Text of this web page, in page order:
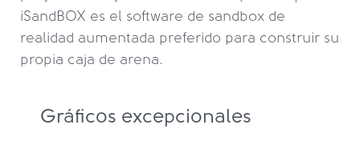
iSandBOX es el software de sandbox de
realidad aumentada preferido para construir su
propia caja de arena.
Gráficos excepcionales